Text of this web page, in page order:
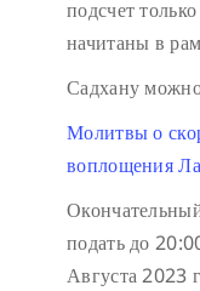
подсчет
начитаны в
Садхану можно
Молитвы о
воплощения
подать до
Августа 2023